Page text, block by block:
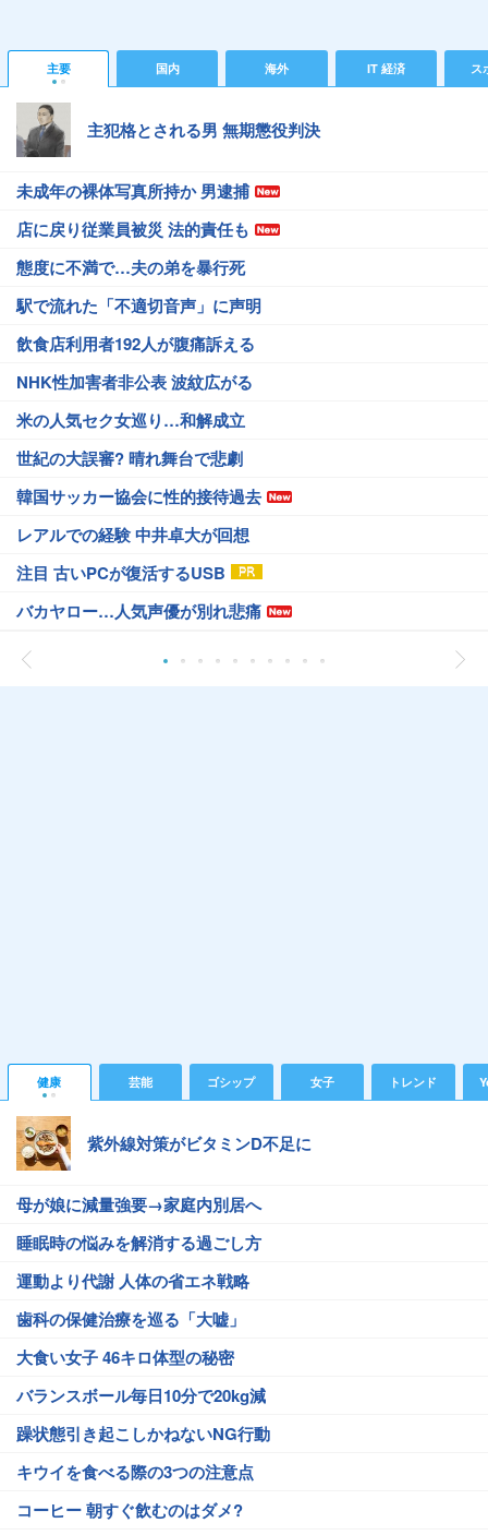
主要 国内 海外 IT 経済 ス
主犯格とされる男 無期懲役判決
未成年の裸体写真所持か 男逮捕
店に戻り従業員被災 法的責任も
態度に不満で…夫の弟を暴行死
駅で流れた「不適切音声」に声明
飲食店利用者192人が腹痛訴える
NHK性加害者非公表 波紋広がる
米の人気セク女巡り…和解成立
世紀の大誤審? 晴れ舞台で悲劇
韓国サッカー協会に性的接待過去
レアルでの経験 中井卓大が回想
注目 古いPCが復活するUSB
バカヤロー…人気声優が別れ悲痛
健康 芸能 ゴシップ 女子 トレンド
紫外線対策がビタミンD不足に
母が娘に減量強要→家庭内別居へ
睡眠時の悩みを解消する過ごし方
運動より代謝 人体の省エネ戦略
歯科の保健治療を巡る「大嘘」
大食い女子 46キロ体型の秘密
バランスボール毎日10分で20kg減
躁状態引き起こしかねないNG行動
キウイを食べる際の3つの注意点
コーヒー 朝すぐ飲むのはダメ?